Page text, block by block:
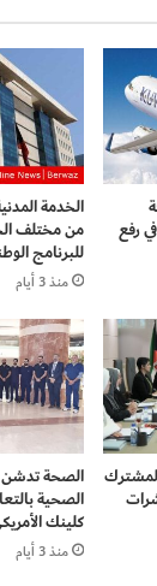
رفع من مختلف
للبرنامج
منذ 3 أيام
الصحة تدشن
الصحية
كلينك
منذ 3 أيام